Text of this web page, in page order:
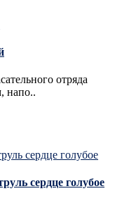
отряда
напо..
сердце голубое